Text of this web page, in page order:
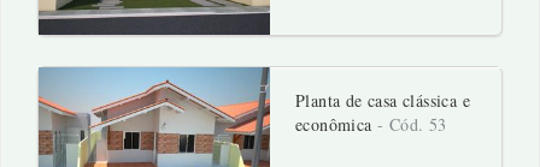
Planta de casa clássica e
econômica- Cód. 53